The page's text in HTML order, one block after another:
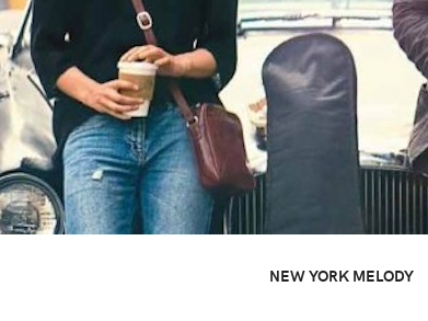
NEW YORK MELODY